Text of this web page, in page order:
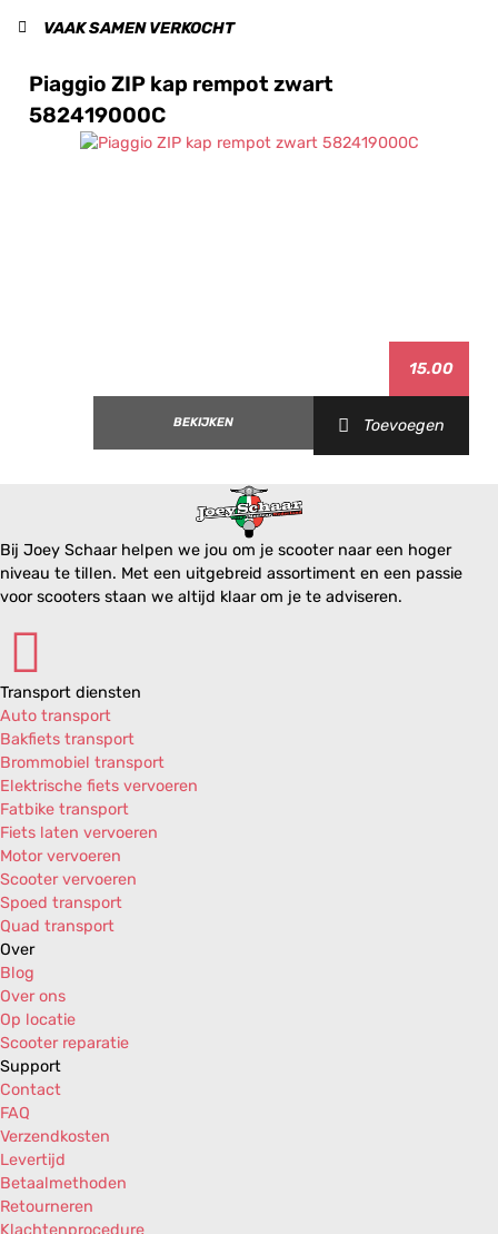
Piaggio Zip II 50i IGET AIR 4T 3V E4 '18-'20
VAAK SAMEN VERKOCHT
Piaggio ZIP kap rempot zwart
582419000C
15.00
BEKIJKEN Toevoegen
Bij Joey Schaar helpen we jou om je scooter naar een hoger
niveau te tillen. Met een uitgebreid assortiment en een passie
voor scooters staan we altijd klaar om je te adviseren.
Transport diensten
Auto transport
Bakfiets transport
Brommobiel transport
Elektrische fiets vervoeren
Fatbike transport
Fiets laten vervoeren
Motor vervoeren
Scooter vervoeren
Spoed transport
Quad transport
Over
Blog
Over ons
Op locatie
Scooter reparatie
Support
Contact
FAQ
Verzendkosten
Levertijd
Betaalmethoden
Retourneren
Klachtenprocedure